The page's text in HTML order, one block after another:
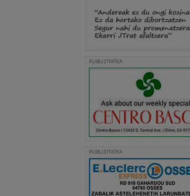
PUBLIZITATEA
PUBLIZITATEA